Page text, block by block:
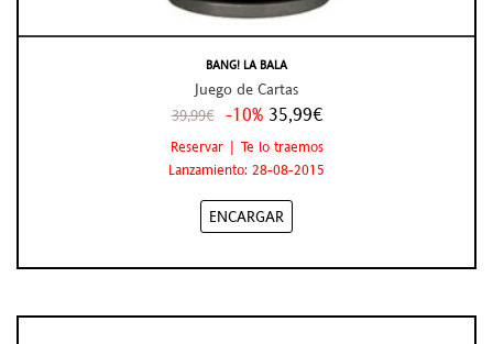
BANG! LA BALA
Juego de Cartas
39,99€ -10% 35,99€
Reservar | Te lo traemos
Lanzamiento: 28-08-2015
ENCARGAR